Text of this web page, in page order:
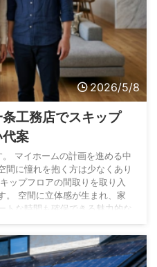
2026/5/8
工務店でスキップ
案
マイホームの計画を進める中
間に憧れを抱く方は少なくあり
ップフロアの間取りを取り入
。 空間に立体感が生まれ、家
トな時間も確保できる魅力的な
しいらしいという噂を耳にした
ら申し上げますと、現在の仕
アを採用するこ ...